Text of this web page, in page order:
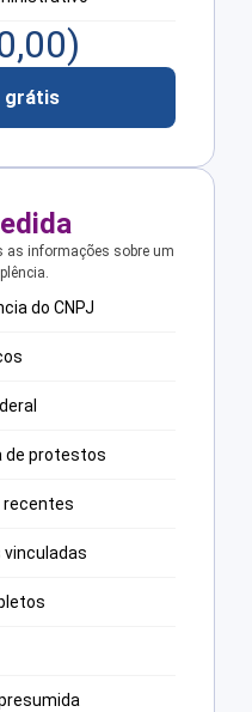
)
grátis
as informações sobre um
do CNPJ
de protestos
recentes
vinculadas